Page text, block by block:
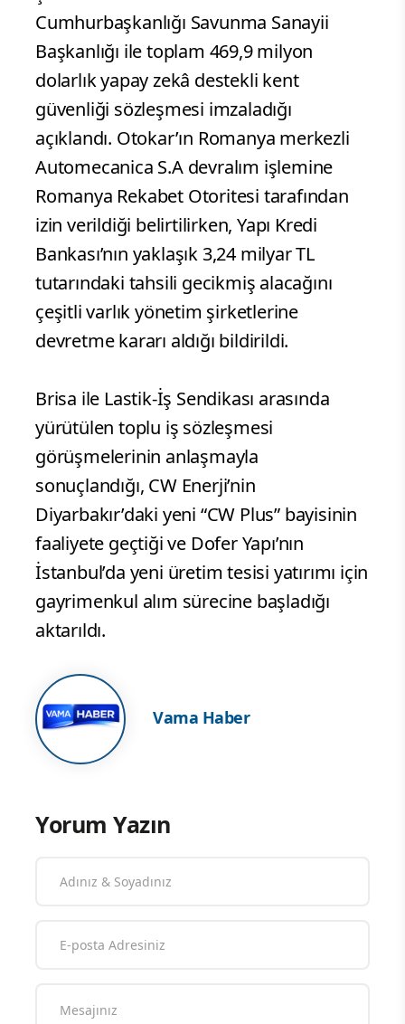
Cumhurbaşkanlığı Savunma Sanayii
Başkanlığı ile toplam 469,9 milyon
dolarlık yapay zekâ destekli kent
güvenliği sözleşmesi imzaladığı
açıklandı. Otokar’ın Romanya merkezli
Automecanica S.A devralım işlemine
Romanya Rekabet Otoritesi tarafından
izin verildiği belirtilirken, Yapı Kredi
Bankası’nın yaklaşık 3,24 milyar TL
tutarındaki tahsili gecikmiş alacağını
çeşitli varlık yönetim şirketlerine
devretme kararı aldığı bildirildi.
Brisa ile Lastik-İş Sendikası arasında
yürütülen toplu iş sözleşmesi
görüşmelerinin anlaşmayla
sonuçlandığı, CW Enerji’nin
Diyarbakır’daki yeni “CW Plus” bayisinin
faaliyete geçtiği ve Dofer Yapı’nın
İstanbul’da yeni üretim tesisi yatırımı için
gayrimenkul alım sürecine başladığı
aktarıldı.
Vama Haber
Yorum Yazın